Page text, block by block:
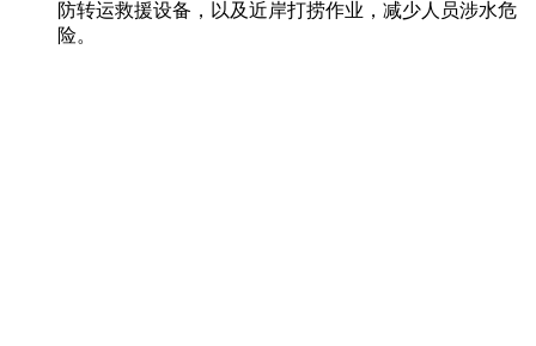
防转运救援设备，以及近岸打捞作业，减少人员涉水危
险。